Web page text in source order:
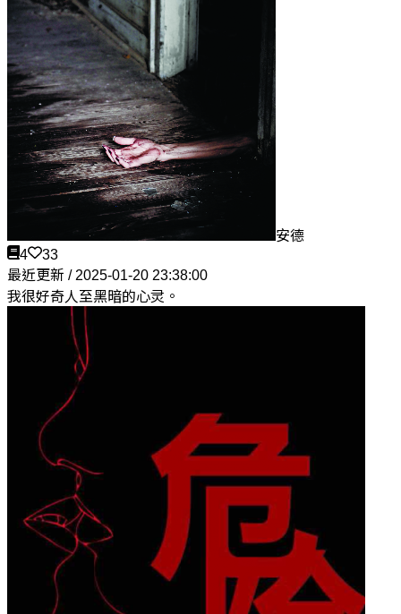
安德
4
33
最近更新 / 2025-01-20 23:38:00
我很好奇人至黑暗的心灵。